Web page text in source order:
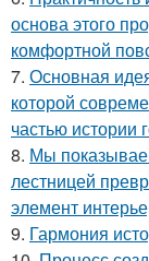
основа этого
комфортной
7. Основная
которой
частью истории
8. Мы
лестницей
элемент
9. Гармония